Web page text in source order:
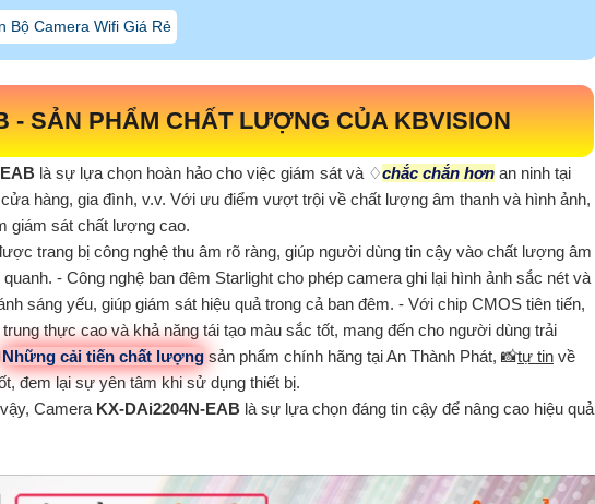
Bộ Camera Wifi Giá Rẻ
-SẢN PHẨM CHẤT LƯỢNG CỦA KBVISION
là sự lựa chọn hoàn hảo cho việc giám sát và ♢chắc chắn hơn an ninh tại
hàng, gia đình, v.v. Với ưu điểm vượt trội về chất lượng âm thanh và hình ảnh,
giám sát chất lượng cao.
trang bị công nghệ thu âm rõ ràng, giúp người dùng tin cậy vào chất lượng âm
- Công nghệ ban đêm Starlight cho phép camera ghi lại hình ảnh sắc nét và
sáng yếu, giúp giám sát hiệu quả trong cả ban đêm. - Với chip CMOS tiên tiến,
thực cao và khả năng tái tạo màu sắc tốt, mang đến cho người dùng trải
Những cải tiến chất lượng sản phẩm chính hãng tại An Thành Phát, 📸tự tin về
đem lại sự yên tâm khi sử dụng thiết bị.
Camera KX-DAi2204N-EAB là sự lựa chọn đáng tin cậy để nâng cao hiệu quả